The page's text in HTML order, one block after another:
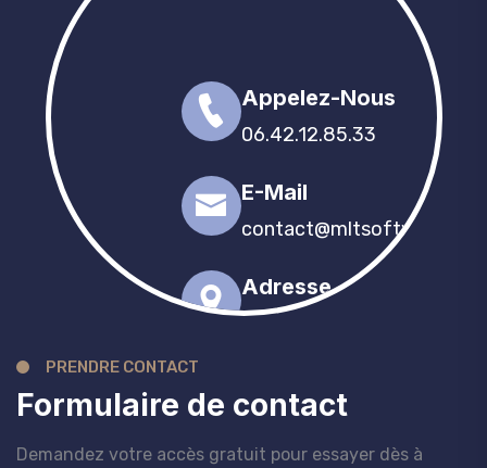
PRENDRE CONTACT
Formulaire de contact
Demandez votre accès gratuit pour essayer dès à
Appelez-Nous
06.42.12.85.33
E-Mail
Adresse
15 Rue des écoles